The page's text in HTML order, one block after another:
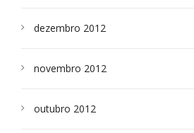
dezembro 2012
novembro 2012
outubro 2012